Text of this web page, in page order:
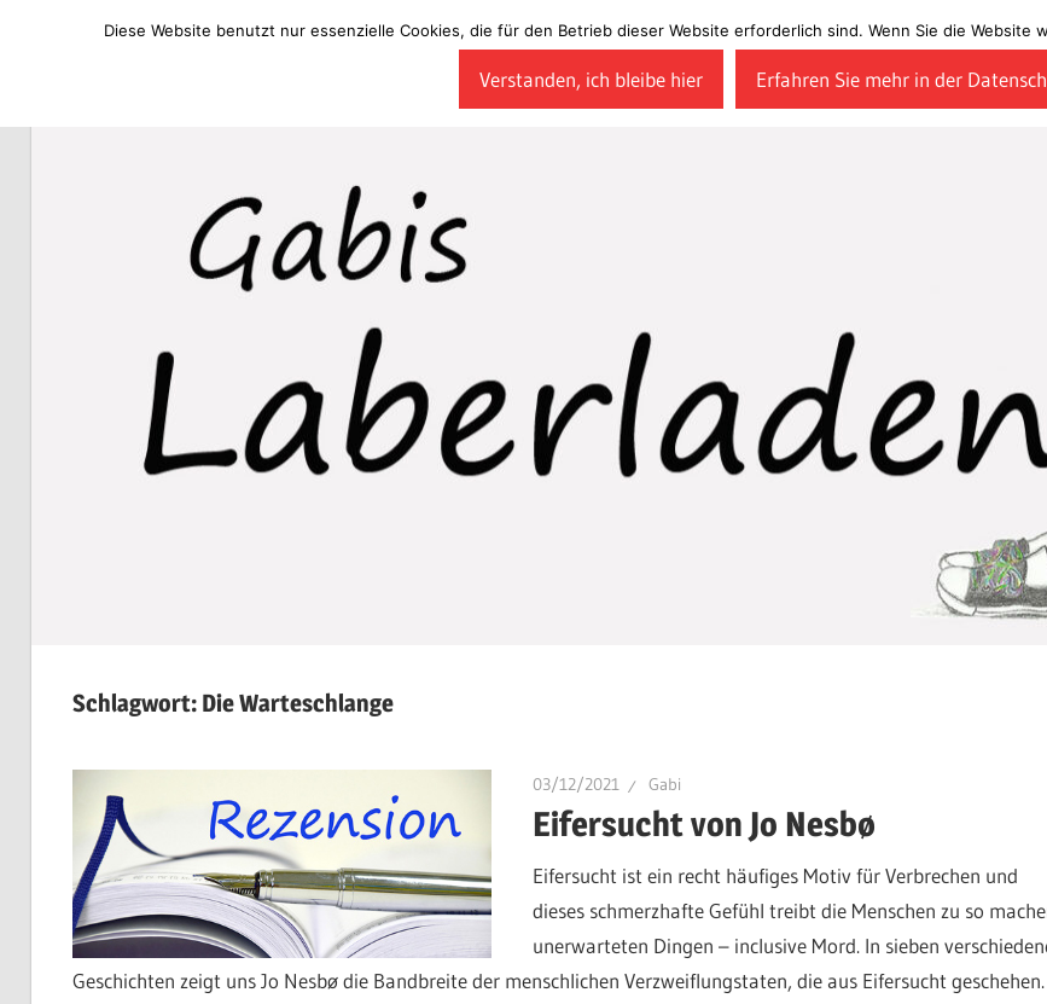
Schlagwort: Die Warteschlange
03/12/2021 Gabi
Eifersucht von Jo Nesbø
Eifersucht ist ein recht häufiges Motiv für Verbrechen und
dieses schmerzhafte Gefühl treibt die Menschen zu so
unerwarteten Dingen – inclusive Mord. In sieben
Geschichten zeigt uns Jo Nesbø die Bandbreite der menschlichen Verzweiflungstaten, die aus Eifersucht geschehen.
Diese Website benutzt nur essenzielle Cookies, die für den Betrieb dieser Website erforderlich sind. Wenn Sie die
Verstanden, ich bleibe hier Erfahren Sie mehr in der